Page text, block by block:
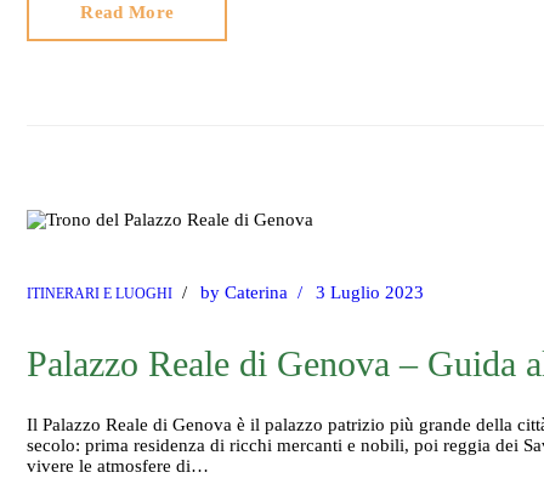
Read More
ITINERARI E LUOGHI byCaterina 3 Luglio 2023
Palazzo Reale di Genova – Guida
Il Palazzo Reale di Genova è il palazzo patrizio più grande della
secolo: prima residenza di ricchi mercanti e nobili, poi reggia dei
vivere le atmosfere di…